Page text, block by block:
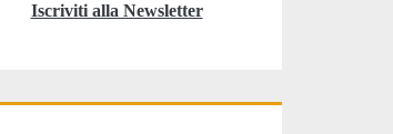
Iscriviti alla Newsletter